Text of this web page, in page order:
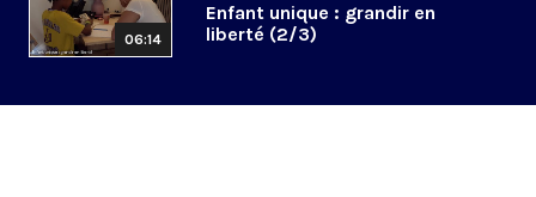
06:14
Enfant unique : grandir en
liberté (2/3)